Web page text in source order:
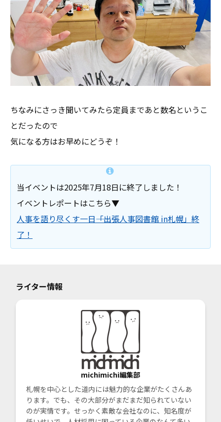
ちなみにさっき聞いてみたら定員まであと数名というこ
とだったので
気になる方はお早めにどうぞ！
当イベントは2025年7月18日に終了しました！
イベントレポートはこちら▼
人事を語り尽くす一日――「出張人事図書館 in札幌」終
了！
ライター情報
michimichi編集部
札幌を中心とした道内には魅力的な企業がたくさんあ
ります。でも、その大部分がまだまだ知られていない
のが実情です。せっかく素敵な会社なのに、知名度が